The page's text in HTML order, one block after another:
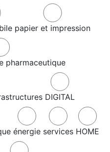
papier et impression
pharmaceutique
DIGITAL
énergie services HOME